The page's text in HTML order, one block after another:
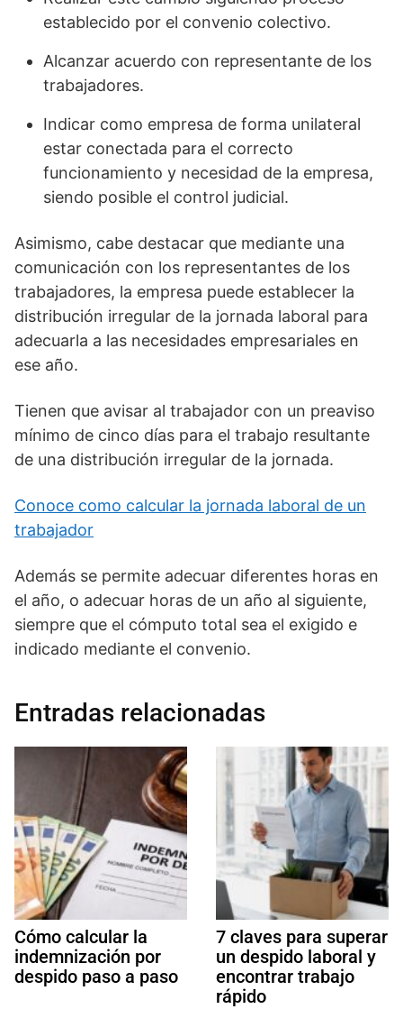
establecido por el convenio colectivo.
Alcanzar acuerdo con representante de los
trabajadores.
Indicar como empresa de forma unilateral
estar conectada para el correcto
funcionamiento y necesidad de la empresa,
siendo posible el control judicial.
Asimismo, cabe destacar que mediante una
comunicación con los representantes de los
trabajadores, la empresa puede establecer la
distribución irregular de la jornada laboral para
adecuarla a las necesidades empresariales en
ese año.
Tienen que avisar al trabajador con un preaviso
mínimo de cinco días para el trabajo resultante
de una distribución irregular de la jornada.
Conoce como calcular la jornada laboral de un
trabajador
Además se permite adecuar diferentes horas en
el año, o adecuar horas de un año al siguiente,
siempre que el cómputo total sea el exigido e
indicado mediante el convenio.
Entradas relacionadas
Cómo calcular la
indemnización por
despido paso a paso
7 claves para superar
un despido laboral y
encontrar trabajo
rápido